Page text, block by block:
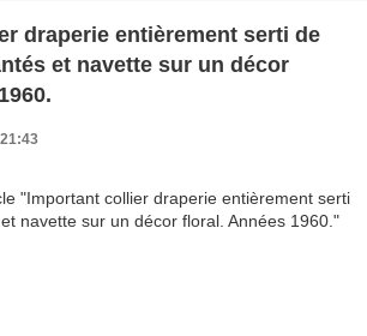
draperie entièrement serti de
et navette sur un décor